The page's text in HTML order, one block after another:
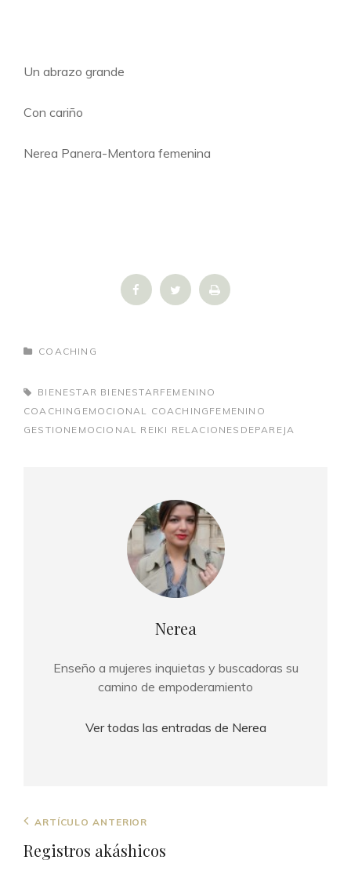
Un abrazo grande
Con cariño
Nerea Panera-Mentora femenina
CATEGORÍAS
COACHING
ETIQUETAS,
BIENESTAR BIENESTARFEMENINO
COACHINGEMOCIONAL COACHINGFEMENINO
GESTIONEMOCIONAL REIKI RELACIONESDEPAREJA
Autor:
Nerea
Enseño a mujeres inquietas y buscadoras su
camino de empoderamiento
Ver todas las entradas de Nerea
Navegación
de
entradas
Entrada
anterior
ARTÍCULO ANTERIOR
Registros akáshicos